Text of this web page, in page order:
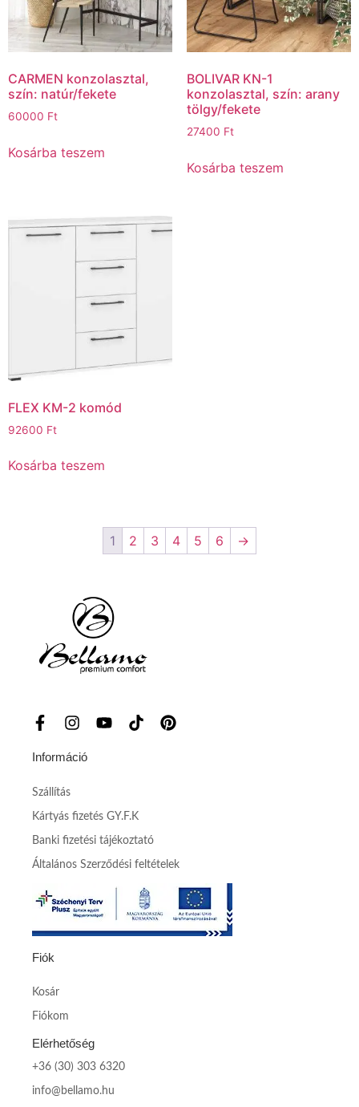
CARMEN konzolasztal,
szín: natúr/fekete
60000 Ft
Kosárba teszem
BOLIVAR KN-1
konzolasztal, szín: arany
tölgy/fekete
27400 Ft
Kosárba teszem
FLEX KM-2 komód
92600 Ft
Kosárba teszem
1 2 3 4 5 6 →
Információ
Szállítás
Kártyás fizetés GY.F.K
Banki fizetési tájékoztató
Általános Szerződési feltételek
Fiók
Kosár
Fiókom
Elérhetőség
+36 (30) 303 6320
info@bellamo.hu